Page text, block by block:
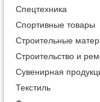
Спецтехника
Спортивные товары
Строительные
Строительство и
Сувенирная
Текстиль